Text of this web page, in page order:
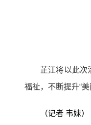
芷江将以此次
福祉，不断提升“美
（记者 韦妹）